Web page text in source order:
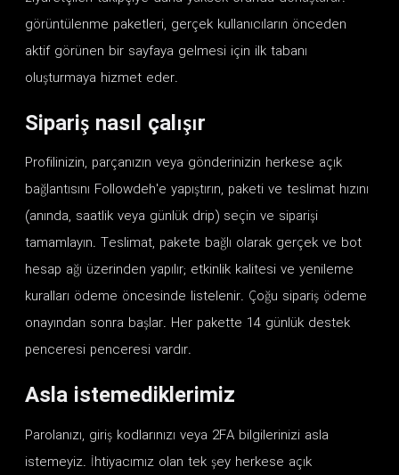
görüntülenme paketleri, gerçek kullanıcıların önceden
aktif görünen bir sayfaya gelmesi için ilk tabanı
oluşturmaya hizmet eder.
Sipariş nasıl çalışır
Profilinizin, parçanızın veya gönderinizin herkese açık
bağlantısını Followdeh'e yapıştırın, paketi ve teslimat hızını
(anında, saatlik veya günlük drip) seçin ve siparişi
tamamlayın. Teslimat, pakete bağlı olarak gerçek ve bot
hesap ağı üzerinden yapılır; etkinlik kalitesi ve yenileme
kuralları ödeme öncesinde listelenir. Çoğu sipariş ödeme
onayından sonra başlar. Her pakette 14 günlük destek
penceresi penceresi vardır.
Asla istemediklerimiz
Parolanızı, giriş kodlarınızı veya 2FA bilgilerinizi asla
istemeyiz. İhtiyacımız olan tek şey herkese açık